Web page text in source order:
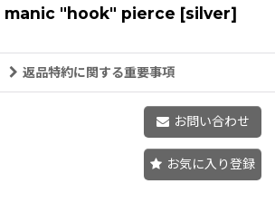
manic "hook" pierce [silver]
返品特約に関する重要事項
お問い合わせ
お気に入り登録